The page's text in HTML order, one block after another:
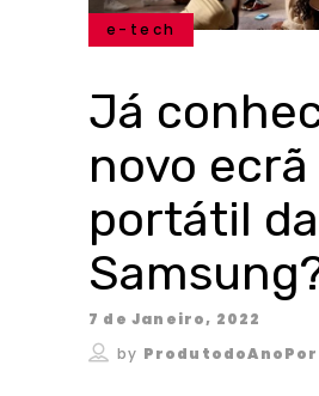
e-tech
Já
novo ecrã
portátil da
7 de Janeiro, 2022
by